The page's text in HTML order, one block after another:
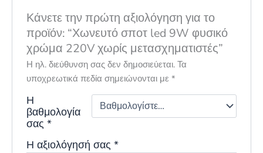
Κάνετε την πρώτη αξιολόγηση για το
προϊόν: “Χωνευτό σποτ led 9W φυσικό
χρώμα 220V χωρίς μετασχηματιστές”
Η ηλ. διεύθυνση σας δεν δημοσιεύεται. Τα
υποχρεωτικά πεδία σημειώνονται με*
Η
βαθμολογία
σας*
Η αξιολόγησή σας*